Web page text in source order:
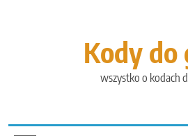
Kody do
wszystko o kodach